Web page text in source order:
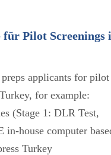
Pilot Screenings
applicants for pilot
for example:
(Stage 1: DLR Test,
in-house computer
Turkey